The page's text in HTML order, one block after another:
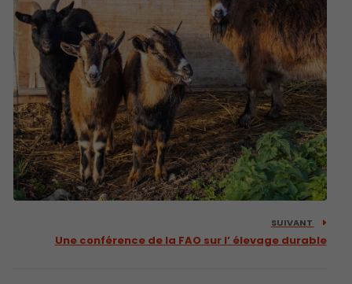
SUIVANT
Une conférence de la FAO sur l’ élevage durable